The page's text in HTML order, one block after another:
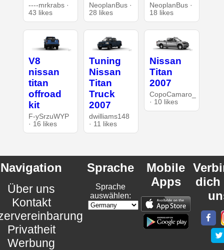
----mrkrabs ·
43 likes
NeoplanBus ·
28 likes
NeoplanBus ·
18 likes
V8
nissan
titan
offroad
kit
F-ySrzuWYP
· 16 likes
Tuning
Nissan
Titan
Truck
2007
dwilliams148
· 11 likes
Nissan
Titan
2007
CopoCamaro_
· 10 likes
Navigation
Über uns
Kontakt
Privatheit
Werbung
Sprache
Sprache
auswählen:
Mobile
Apps
dich